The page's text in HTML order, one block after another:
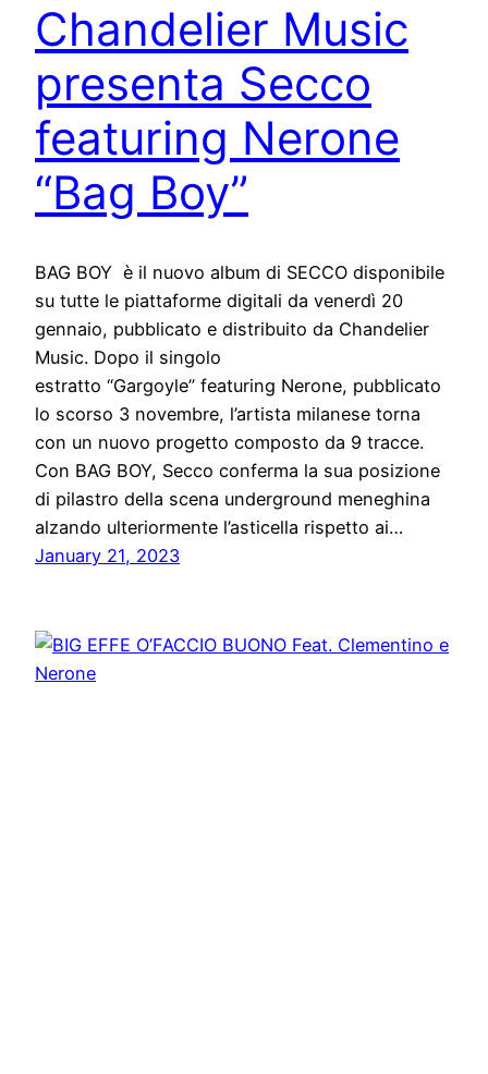
Chandelier Music
presenta Secco
featuring Nerone
“Bag Boy”
BAG BOY è il nuovo album di SECCO disponibile
su tutte le piattaforme digitali da venerdì 20
gennaio, pubblicato e distribuito da Chandelier
Music. Dopo il singolo
estratto “Gargoyle” featuring Nerone, pubblicato
lo scorso 3 novembre, l’artista milanese torna
con un nuovo progetto composto da 9 tracce.
Con BAG BOY, Secco conferma la sua posizione
di pilastro della scena underground meneghina
alzando ulteriormente l’asticella rispetto ai…
January 21, 2023